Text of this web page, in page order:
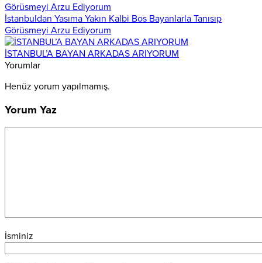
İstanbuldan Yasıma Yakın Kalbi Bos Bayanlarla Tanısıp
Görüsmeyi Arzu Ediyorum
İSTANBUL’A BAYAN ARKADAS ARIYORUM
Yorumlar
Henüz yorum yapılmamış.
Yorum Yaz
İsminiz